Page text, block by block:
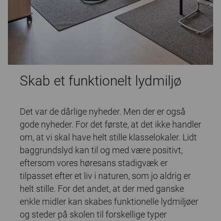
Skab et funktionelt lydmiljø
Det var de dårlige nyheder. Men der er også
gode nyheder. For det første, at det ikke handler
om, at vi skal have helt stille klasselokaler. Lidt
baggrundslyd kan til og med være positivt,
eftersom vores høresans stadigvæk er
tilpasset efter et liv i naturen, som jo aldrig er
helt stille. For det andet, at der med ganske
enkle midler kan skabes funktionelle lydmiljøer
og steder på skolen til forskellige typer